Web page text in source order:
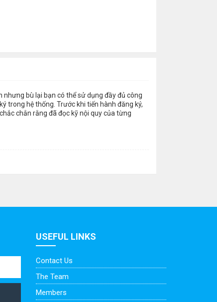
bù lại bạn có thể sử dụng đầy đủ công
trong hệ thống. Trước khi tiến hành đăng ký,
chắn rằng đã đọc kỹ nội quy của từng
USEFUL LINKS
Contact Us
The Team
Members